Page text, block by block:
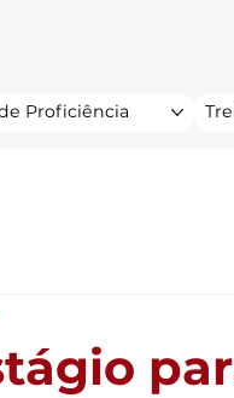
Proficiência